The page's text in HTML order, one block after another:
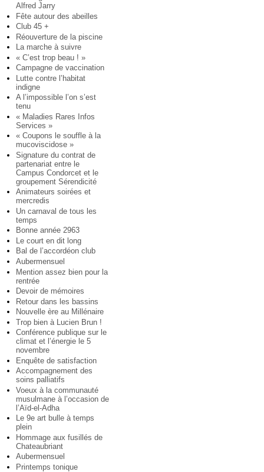
Alfred Jarry
Fête autour des abeilles
Club 45 +
Réouverture de la piscine
La marche à suivre
« C’est trop beau ! »
Campagne de vaccination
Lutte contre l’habitat
indigne
A l’impossible l’on s’est
tenu
« Maladies Rares Infos
Services »
« Coupons le souffle à la
mucoviscidose »
Signature du contrat de
partenariat entre le
Campus Condorcet et le
groupement Sérendicité
Animateurs soirées et
mercredis
Un carnaval de tous les
temps
Bonne année 2963
Le court en dit long
Bal de l’accordéon club
Aubermensuel
Mention assez bien pour la
rentrée
Devoir de mémoires
Retour dans les bassins
Nouvelle ère au Millénaire
Trop bien à Lucien Brun !
Conférence publique sur le
climat et l’énergie le 5
novembre
Enquête de satisfaction
Accompagnement des
soins palliatifs
Voeux à la communauté
musulmane à l’occasion de
l’Aïd-el-Adha
Le 9e art bulle à temps
plein
Hommage aux fusillés de
Chateaubriant
Aubermensuel
Printemps tonique